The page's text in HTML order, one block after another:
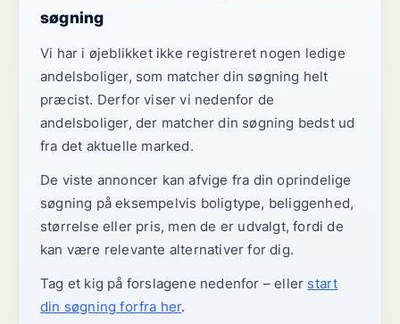
søgning
Vi har i øjeblikket ikke registreret nogen ledige
andelsboliger, som matcher din søgning helt
præcist. Derfor viser vi nedenfor de
andelsboliger, der matcher din søgning bedst ud
fra det aktuelle marked.
De viste annoncer kan afvige fra din oprindelige
søgning på eksempelvis boligtype, beliggenhed,
størrelse eller pris, men de er udvalgt, fordi de
kan være relevante alternativer for dig.
Tag et kig på forslagene nedenfor – eller start
din søgning forfra her.